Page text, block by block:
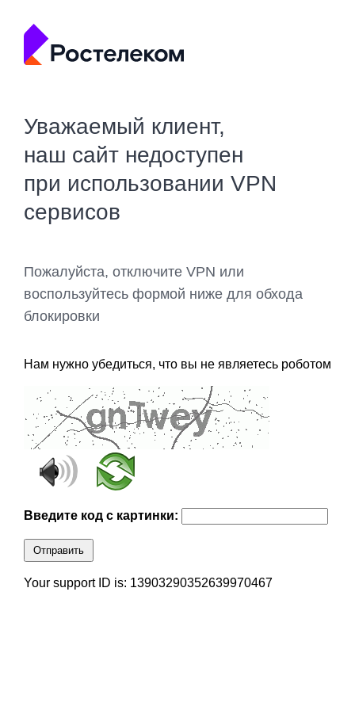
Уважаемый клиент,
наш сайт недоступен
при использовании VPN
сервисов
Пожалуйста, отключите VPN или
воспользуйтесь формой ниже для обхода
блокировки
Нам нужно убедиться, что вы не являетесь роботом
Введите код с картинки:
Отправить
Your support ID is: 13903290352639970467